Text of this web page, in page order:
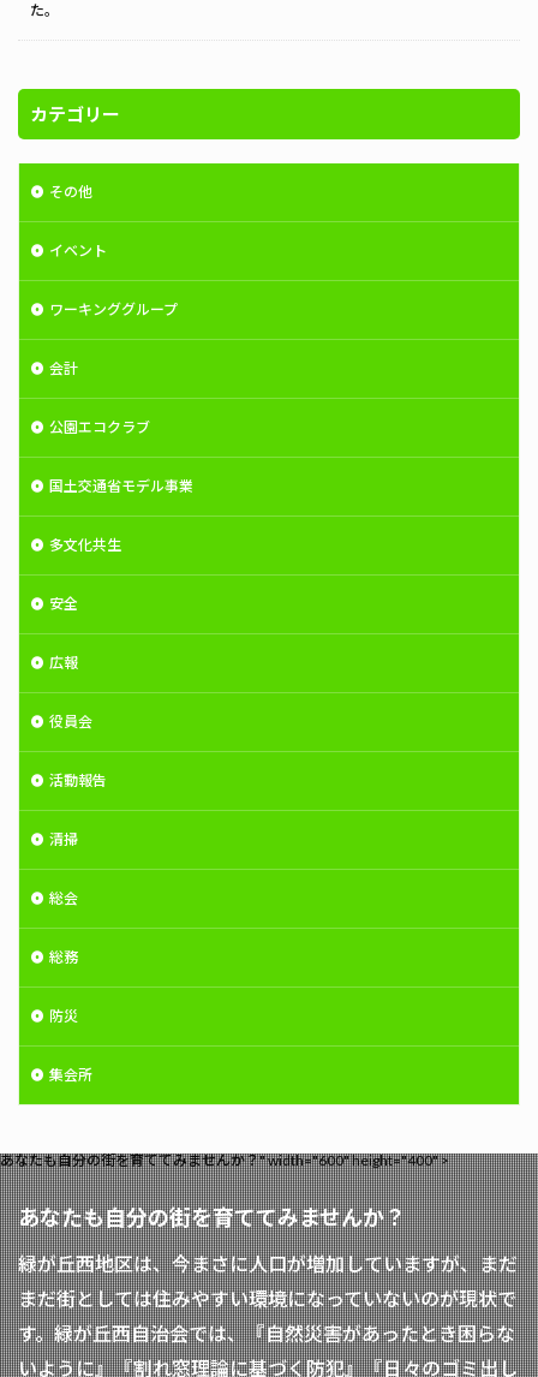
た。
カテゴリー
その他
イベント
ワーキンググループ
会計
公園エコクラブ
国土交通省モデル事業
多文化共生
安全
広報
役員会
活動報告
清掃
総会
総務
防災
集会所
あなたも自分の街を育ててみませんか？" width="600" height="400" >
あなたも自分の街を育ててみませんか？
緑が丘西地区は、今まさに人口が増加していますが、まだ
まだ街としては住みやすい環境になっていないのが現状で
す。緑が丘西自治会では、『自然災害があったとき困らな
いように』『割れ窓理論に基づく防犯』『日々のゴミ出し